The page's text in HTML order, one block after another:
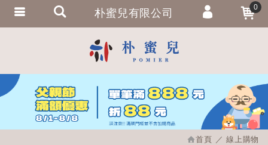
首頁 線上購物
朴蜜兒有限公司 0
會員登入
會員註冊
忘記密碼
訂單查詢
繁體中文